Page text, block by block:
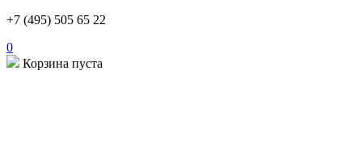
+7 (495) 505 65 22
0
Корзина пуста